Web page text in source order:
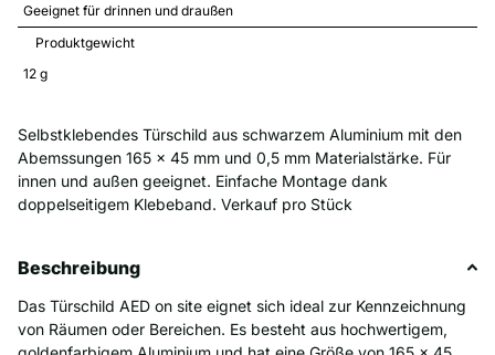
Geeignet für drinnen und draußen
Produktgewicht
12 g
Selbstklebendes Türschild aus schwarzem Aluminium mit den
Abemssungen 165 x 45 mm und 0,5 mm Materialstärke. Für
innen und außen geeignet. Einfache Montage dank
doppelseitigem Klebeband. Verkauf pro Stück
Beschreibung
Das Türschild AED on site eignet sich ideal zur Kennzeichnung
von Räumen oder Bereichen. Es besteht aus hochwertigem,